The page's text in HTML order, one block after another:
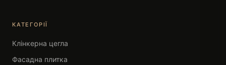
КАТЕГОРІЇ
Клінкерна цегла
Фасадна плитка